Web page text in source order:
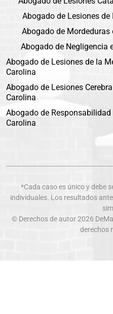
Abogado de Lesiones
Abogado de Mordeduras
Abogado de Negligencia
Abogado de Lesiones de la
Carolina
Abogado de Lesiones
Carolina
Abogado de
Carolina
*Cada caso es único y debe
individuales. Los resultados
© Derechos de autor 2026
derechos